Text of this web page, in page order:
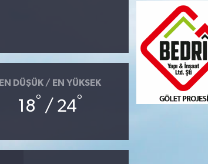
EN DÜŞÜK / EN YÜKSEK
18° / 24°